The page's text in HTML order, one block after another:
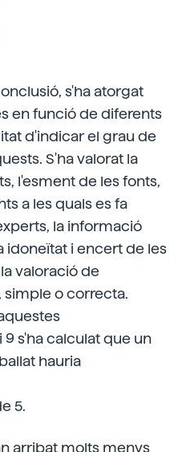
s'ha atorgat
en funció de diferents
d'indicar el grau de
S'ha valorat la
l'esment de les fonts,
a les quals es fa
la informació
idoneïtat i encert de les
valoració de
simple o correcta.
s'ha calculat que un
hauria
5.
arribat molts menys